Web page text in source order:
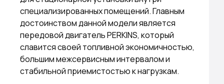
специализированных помещений. Главным
достоинством данной модели является
передовой двигатель PERKINS, который
славится своей топливной экономичностью,
большим межсервисным интервалом и
стабильной приемистостью к нагрузкам.